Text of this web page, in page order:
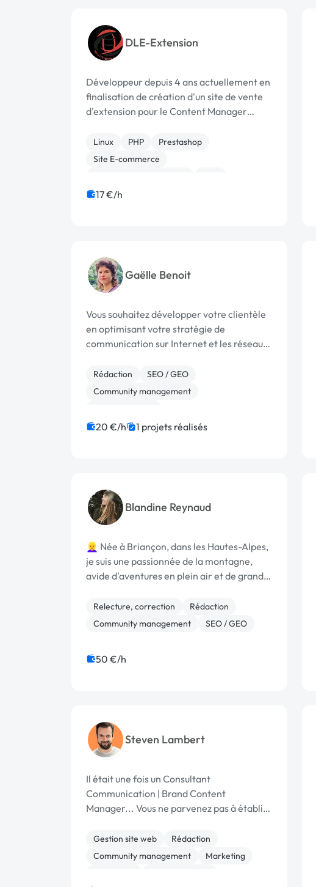
DLE-Extension
Développeur depuis 4 ans actuellement en
finalisation de création d'un site de vente
d'extension pour le Content Manager
certaine polyvalence pour pas mal de
Content Manager System ( C.M.S). Aussi
Linux PHP
Prestashop
Site E-commerce
CSS, HTML, XML
17 €/h
Gaëlle Benoit
Vous souhaitez développer votre clientèle
en optimisant votre stratégie de
communication sur Internet et les réseaux
visuels ? En tant que content manager,
rédactrice web SEO, social media manager
Rédaction
SEO / GEO
Community management
20 €/h 1 projets réalisés
Blandine Reynaud
👱‍♀️ Née à Briançon, dans les Hautes-Alpes,
je suis une passionnée de la montagne,
avide d'aventures en plein air et de grands
reflète dans mes photographies, capturant
Relecture, correction
Rédaction
Community management
SEO / GEO
50 €/h
Steven Lambert
Il était une fois un Consultant
Communication | Brand Content
Manager... Vous ne parvenez pas à établir
claire auprès de vos cibles ? Vous aimeriez
bénéficier d’un coup de pouce pour définir
Gestion site web
Rédaction
Community management
Marketing